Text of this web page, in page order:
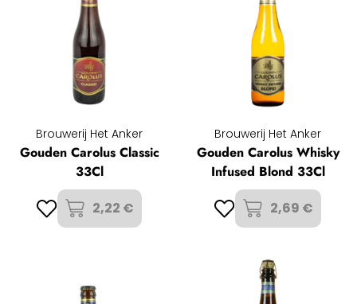
Brouwerij Het Anker
Gouden Carolus Classic
33Cl
2,22 €
Brouwerij Het Anker
Gouden Carolus Whisky
Infused Blond 33Cl
2,69 €